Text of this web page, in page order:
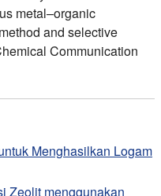
metal–organic
and selective
Communication
Menghasilkan Logam
Zeolit menggunakan